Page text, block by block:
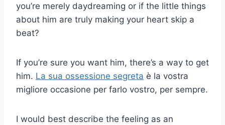
you’re merely daydreaming or if the little things
about him are truly making your heart skip a
beat?
If you’re sure you want him, there’s a way to get
him. La sua ossessione segreta è la vostra
migliore occasione per farlo vostro, per sempre.
I would best describe the feeling as an